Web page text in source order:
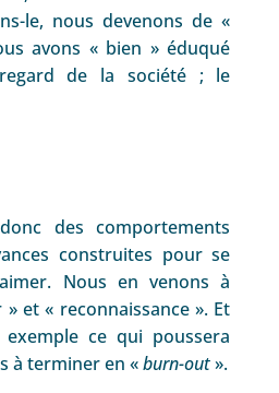
le, nous devenons de «
avons « bien » éduqué
de la société ; le
des comportements
construites pour se
Nous en venons à
et « reconnaissance ». Et
exemple ce qui poussera
à terminer en «burn-out».